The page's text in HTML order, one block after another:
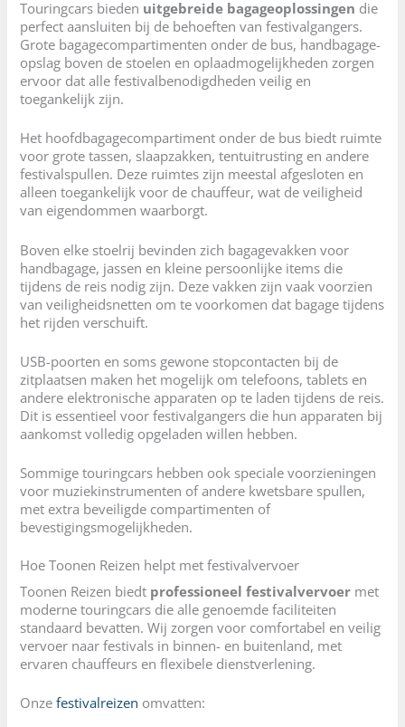
Touringcars bieden uitgebreide bagageoplossingen die
perfect aansluiten bij de behoeften van festivalgangers.
Grote bagagecompartimenten onder de bus, handbagage-
opslag boven de stoelen en oplaadmogelijkheden zorgen
ervoor dat alle festivalbenodigdheden veilig en
toegankelijk zijn.
Het hoofdbagagecompartiment onder de bus biedt ruimte
voor grote tassen, slaapzakken, tentuitrusting en andere
festivalspullen. Deze ruimtes zijn meestal afgesloten en
alleen toegankelijk voor de chauffeur, wat de veiligheid
van eigendommen waarborgt.
Boven elke stoelrij bevinden zich bagagevakken voor
handbagage, jassen en kleine persoonlijke items die
tijdens de reis nodig zijn. Deze vakken zijn vaak voorzien
van veiligheidsnetten om te voorkomen dat bagage tijdens
het rijden verschuift.
USB-poorten en soms gewone stopcontacten bij de
zitplaatsen maken het mogelijk om telefoons, tablets en
andere elektronische apparaten op te laden tijdens de reis.
Dit is essentieel voor festivalgangers die hun apparaten bij
aankomst volledig opgeladen willen hebben.
Sommige touringcars hebben ook speciale voorzieningen
voor muziekinstrumenten of andere kwetsbare spullen,
met extra beveiligde compartimenten of
bevestigingsmogelijkheden.
Hoe Toonen Reizen helpt met festivalvervoer
Toonen Reizen biedt professioneel festivalvervoer met
moderne touringcars die alle genoemde faciliteiten
standaard bevatten. Wij zorgen voor comfortabel en veilig
vervoer naar festivals in binnen- en buitenland, met
ervaren chauffeurs en flexibele dienstverlening.
Onzefestivalreizen omvatten: